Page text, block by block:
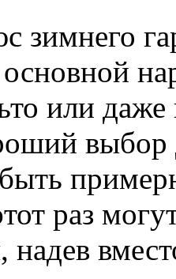
зимнего
или
выбор
раз
надев